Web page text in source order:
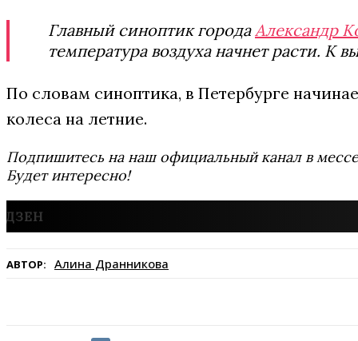
Главный синоптик городаАлександр
температура воздуха начнет расти. К
По словам синоптика, в Петербурге
колеса на летние.
Подпишитесь на наш официальный канал в
Будет интересно!
АВТОР: Алина Дранникова